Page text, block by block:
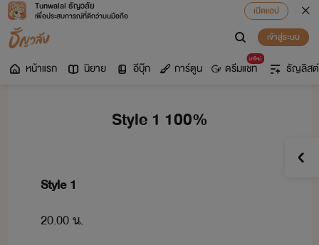
Tunwalai ธัญวลัย
เพื่อประสบการณ์ที่ดีกว่าบนมือถือ
เปิดแอป
เข้าสู่ระบบ
หน้าแรก นิยาย อีบุ๊ก การ์ตูน
มาใหม่
ดรีมแชท ธัญลิสต์
Style 1 100%
Style​ ​1
20.00​ ​.